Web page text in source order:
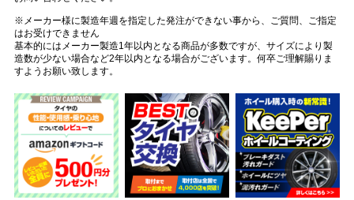
※メーカー様に製造年週を指定した発注ができない事から、ご質問、ご指定
はお受けできません
基本的にはメーカー製造1年以内となる商品が多数ですが、サイズにより製
造数が少ない場合など2年以内となる場合がございます。何卒ご理解賜りま
すようお願い致します。